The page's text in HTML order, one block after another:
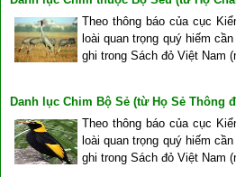
Theo thông báo của cục
loài quan trọng quý hiếm
ghi trong Sách đỏ Việt Nam
Danh lục Chim Bộ Sẻ (từ Họ Sẻ Thông
Theo thông báo của cục
loài quan trọng quý hiếm
ghi trong Sách đỏ Việt Nam